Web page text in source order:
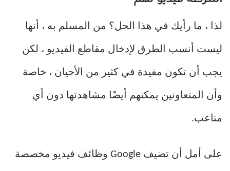
لذا ، ما رأيك في هذا الحل؟ من المسلم به ، أنها
ليست أنسب الطرق لإدخال مقاطع الفيديو ، لكن
يجب أن تكون مفيدة في كثير من الأحيان ، خاصة
وأن المتعاونين يمكنهم أيضًا مشاهدتها دون أي
متاعب.
على أمل أن تضيف Google وظائف فيديو مخصصة